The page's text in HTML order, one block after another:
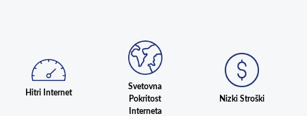
Hitri Internet
Svetovna
Pokritost
Interneta
Nizki Stroški